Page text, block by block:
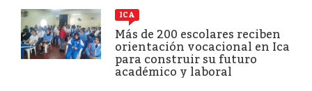
ICA
Más de 200 escolares reciben
orientación vocacional en Ica
para construir su futuro
académico y laboral